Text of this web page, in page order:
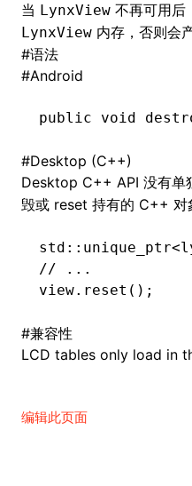
当 LynxView 不再可用后
LynxView 内存，否则会
#语法
#Android
public void
#Desktop (C++)
Desktop C++ API 没有单
毁或 reset 持有的 C++ 对
std :: unique_ptr<
// ...
view. reset ();
#兼容性
LCD tables only load in
编辑此页面